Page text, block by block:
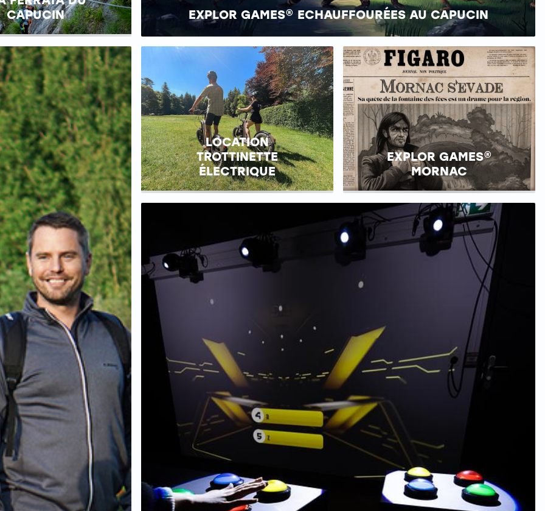
EXPLOR GAMES® ECHAUFFOURÉES AU CAPUCIN
CAPUCIN
LOCATION
TROTTINETTE
ÉLECTRIQUE
EXPLOR GAMES®
MORNAC